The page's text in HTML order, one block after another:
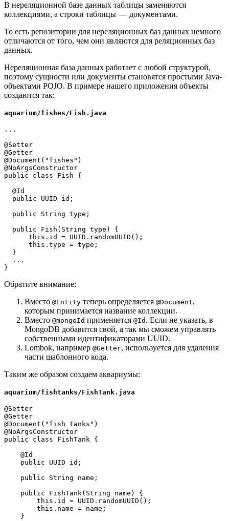
В нереляционной базе данных таблицы заменяются
коллекциями, а строки таблицы — документами.
То есть репозитории для нереляционных баз данных немного
отличаются от того, чем они являются для реляционных баз
данных.
Нереляционная база данных работает с любой структурой,
поэтому сущности или документы становятся простыми Java-
объектами POJO. В примере нашего приложения объекты
создаются так:
aquarium/fishes/Fish.java
...
@Setter
@Getter
@Document("fishes")
@NoArgsConstructor
public class Fish {
  @Id
  public UUID id;
  public String type;
  public Fish(String type) {
      this.id = UUID.randomUUID();
      this.type = type;
  }
  ...
}
Обратите внимание:
Вместо @Entity теперь определяется @Document,
которым принимается название коллекции.
Вместо @mongoId применяется @Id . Если не указать, в
MongoDB добавится свой, а так мы сможем управлять
собственными идентификаторами UUID.
Lombok, например @Getter, используется для удаления
части шаблонного кода.
Таким же образом создаем аквариумы:
aquarium/fishtanks/FishTank.java
@Setter
@Getter
@Document("fish tanks")
@NoArgsConstructor
public class FishTank {
    @Id
    public UUID id;
    public String name;
    public FishTank(String name) {
        this.id = UUID.randomUUID();
        this.name = name;
    }